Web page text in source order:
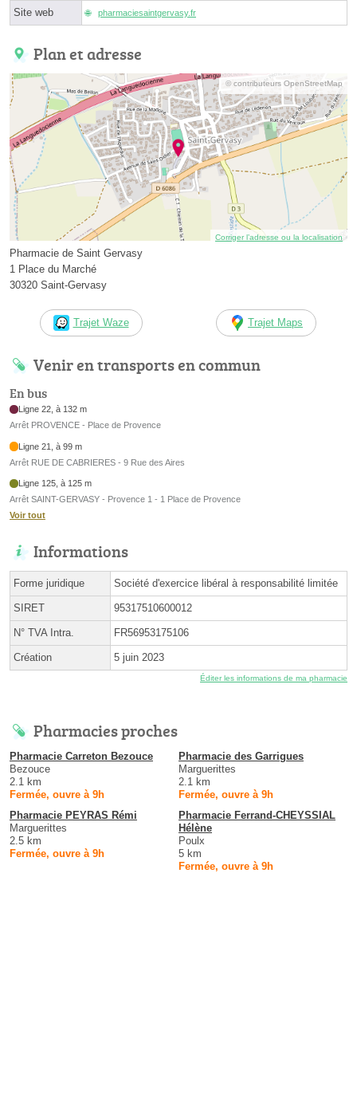
Site web pharmaciesaintgervasy.fr
Plan et adresse
© contributeurs OpenStreetMap
Corriger l’adresse ou la localisation
Pharmacie de Saint Gervasy
1 Place du Marché
30320 Saint-Gervasy
Trajet Waze Trajet Maps
Venir en transports en commun
En bus
Ligne 22, à 132 m
Arrêt PROVENCE - Place de Provence
Ligne 21, à 99 m
Arrêt RUE DE CABRIERES - 9 Rue des Aires
Ligne 125, à 125 m
Arrêt SAINT-GERVASY - Provence 1 - 1 Place de Provence
Voir tout
Informations
Forme juridique Société d'exercice libéral à responsabilité limitée
SIRET 95317510600012
N° TVA Intra. FR56953175106
Création 5 juin 2023
Éditer les informations de ma pharmacie
Pharmacies proches
Pharmacie Carreton Bezouce
Bezouce
2.1 km
Fermée, ouvre à 9h
Pharmacie des Garrigues
Marguerittes
2.1 km
Fermée, ouvre à 9h
Pharmacie PEYRAS Rémi
Marguerittes
2.5 km
Fermée, ouvre à 9h
Pharmacie Ferrand-CHEYSSIAL
Hélène
Poulx
5 km
Fermée, ouvre à 9h